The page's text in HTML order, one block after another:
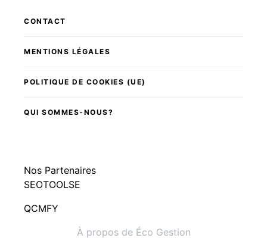
CONTACT
MENTIONS LÉGALES
POLITIQUE DE COOKIES (UE)
QUI SOMMES-NOUS?
Nos Partenaires
SEOTOOLSE
QCMFY
À propos de Éco Gestion